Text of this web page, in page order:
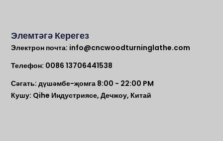
Элемтәгә Керегез
Электрон почта: info@cncwoodturninglathe.com
Телефон: 0086 13706441538
Сәгать: дүшәмбе-җомга 8:00 - 22:00 PM
Кушу: Qihe Индустриясе, Дечжоу, Китай